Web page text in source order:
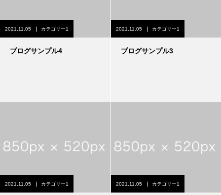
2021.11.05 カテゴリー1
ブログサンプル4
2021.11.05 カテゴリー1
ブログサンプル3
2021.11.05 カテゴリー1 2021.11.05 カテゴリー1